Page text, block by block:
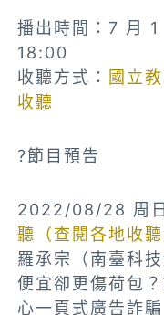
播出時間：7 月
18:00
收聽方式： 國立
收聽
?節目預告
2022/08/28 周
聽（查閱各地收聽
羅承宗（南臺科
便宜卻更傷荷包
心一頁式廣告詐騙